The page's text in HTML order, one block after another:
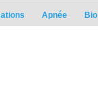
Apnée Bio